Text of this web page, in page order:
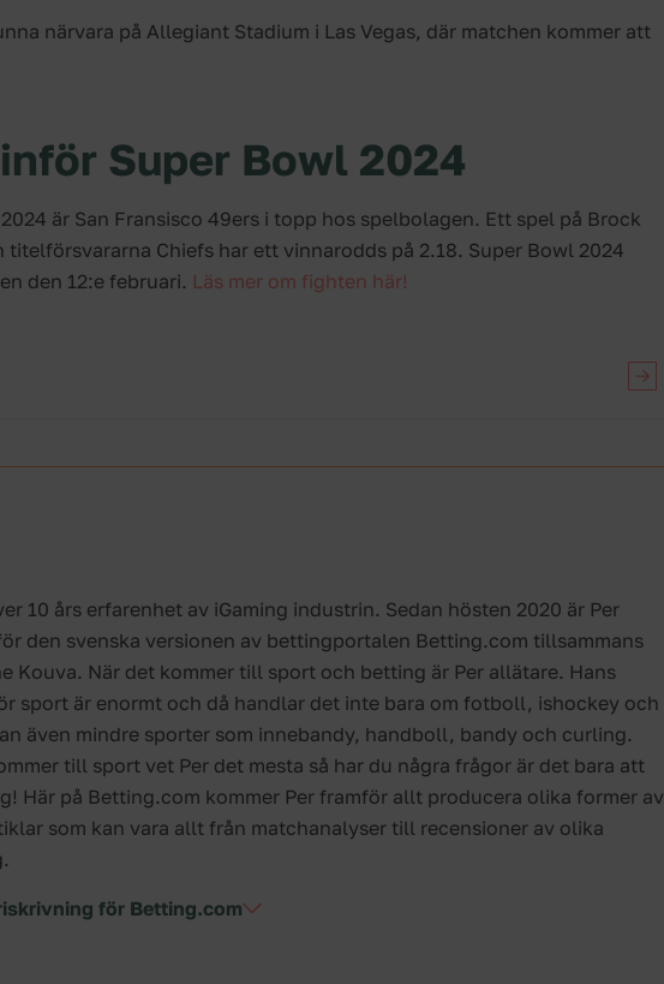
närvara på Allegiant Stadium i Las Vegas, där matchen kommer att
Super Bowl 2024
är San Fransisco 49ers i topp hos spelbolagen. Ett spel på Brock
titelförsvararna Chiefs har ett vinnarodds på 2.18. Super Bowl 2024
den 12:e februari. Läs mer om fighten här!
10 års erfarenhet av iGaming industrin. Sedan hösten 2020 är Per
den svenska versionen av bettingportalen Betting.com tillsammans
Kouva. När det kommer till sport och betting är Per allätare. Hans
sport är enormt och då handlar det inte bara om fotboll, ishockey och
även mindre sporter som innebandy, handboll, bandy och curling.
till sport vet Per det mesta så har du några frågor är det bara att
Här på Betting.com kommer Per framför allt producera olika former av
som kan vara allt från matchanalyser till recensioner av olika
för Betting.com